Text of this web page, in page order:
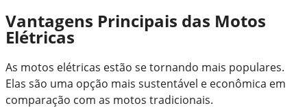
Vantagens Principais das Motos
Elétricas
As motos elétricas estão se tornando mais populares.
Elas são uma opção mais sustentável e econômica em
comparação com as motos tradicionais.